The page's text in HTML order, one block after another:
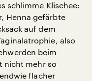
schlimme Klischee:
Henna gefärbte
auf dem
also
beim
nicht mehr so
flacher